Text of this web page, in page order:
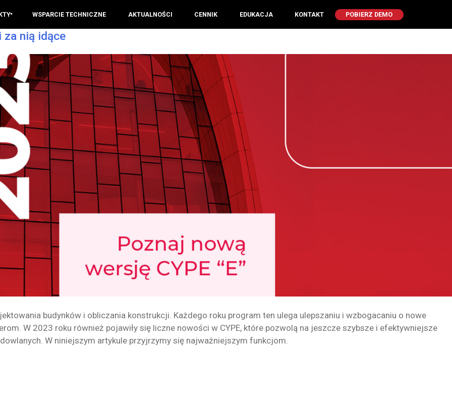
WSPARCIE TECHNICZNE AKTUALNOŚCI CENNIK EDUKACJA KONTAKT POBIERZ DEMO
za nią idące
budynków i obliczania konstrukcji. Każdego roku program ten ulega ulepszaniu i wzbogacaniu o nowe
W 2023 roku również pojawiły się liczne nowości w CYPE, które pozwolą na jeszcze szybsze i efektywniejsze
W niniejszym artykule przyjrzymy się najważniejszym funkcjom.